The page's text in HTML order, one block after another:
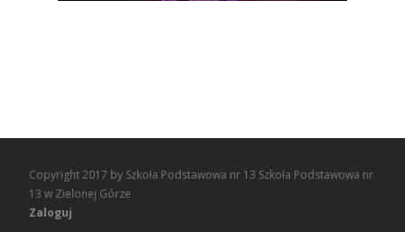
Copyright 2017 by Szkoła Podstawowa nr 13 Szkoła Podstawowa nr
13 w Zielonej Górze
Zaloguj